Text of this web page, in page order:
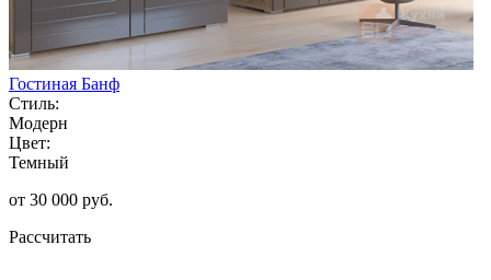
Гостиная Банф
Стиль:
Модерн
Цвет:
Темный
от 30 000 руб.
Рассчитать